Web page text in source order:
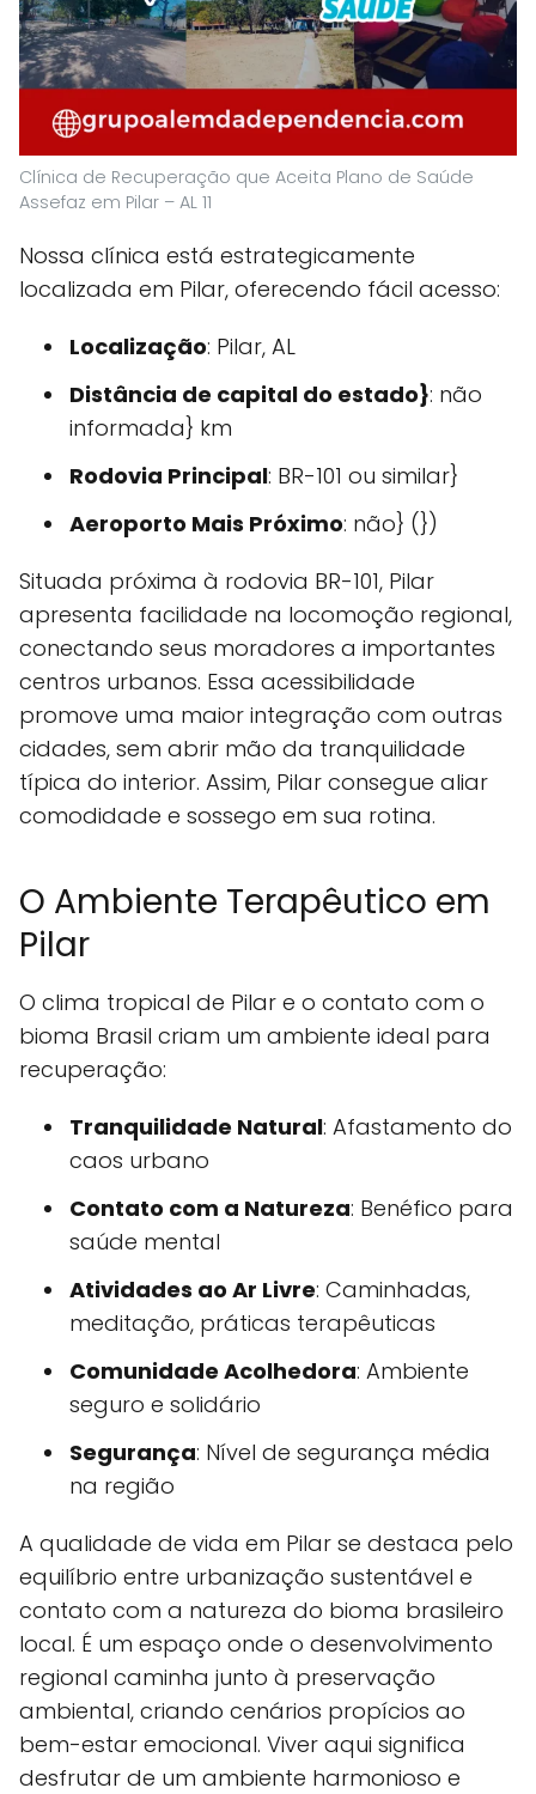
Clínica de Recuperação que Aceita Plano de Saúde
Assefaz em Pilar – AL 11
Nossa clínica está estrategicamente
localizada em Pilar, oferecendo fácil acesso:
Localização: Pilar, AL
Distância de capital do estado}: não
informada} km
Rodovia Principal: BR-101 ou similar}
Aeroporto Mais Próximo: não} (})
Situada próxima à rodovia BR-101, Pilar
apresenta facilidade na locomoção regional,
conectando seus moradores a importantes
centros urbanos. Essa acessibilidade
promove uma maior integração com outras
cidades, sem abrir mão da tranquilidade
típica do interior. Assim, Pilar consegue aliar
comodidade e sossego em sua rotina.
O Ambiente Terapêutico em
Pilar
O clima tropical de Pilar e o contato com o
bioma Brasil criam um ambiente ideal para
recuperação:
Tranquilidade Natural: Afastamento do
caos urbano
Contato com a Natureza: Benéfico para
saúde mental
Atividades ao Ar Livre: Caminhadas,
meditação, práticas terapêuticas
Comunidade Acolhedora: Ambiente
seguro e solidário
Segurança: Nível de segurança média
na região
A qualidade de vida em Pilar se destaca pelo
equilíbrio entre urbanização sustentável e
contato com a natureza do bioma brasileiro
local. É um espaço onde o desenvolvimento
regional caminha junto à preservação
ambiental, criando cenários propícios ao
bem-estar emocional. Viver aqui significa
desfrutar de um ambiente harmonioso e